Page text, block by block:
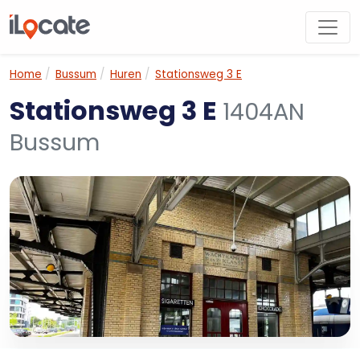
Home Bussum Huren Stationsweg 3 E
Stationsweg 3 E 1404AN
Bussum